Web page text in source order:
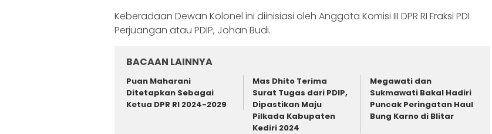
Keberadaan Dewan Kolonel ini diinisiasi oleh Anggota Komisi III DPR RI Fraksi PDI
Perjuangan atau PDIP, Johan Budi.
BACAAN LAINNYA
Puan Maharani
Ditetapkan Sebagai
Ketua DPR RI 2024-2029
Mas Dhito Terima
Surat Tugas dari PDIP,
Dipastikan Maju
Pilkada Kabupaten
Kediri 2024
Megawati dan
Sukmawati Bakal Hadiri
Puncak Peringatan Haul
Bung Karno di Blitar